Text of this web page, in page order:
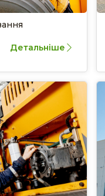
Детальніше